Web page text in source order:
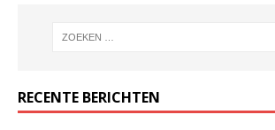
RECENTE BERICHTEN